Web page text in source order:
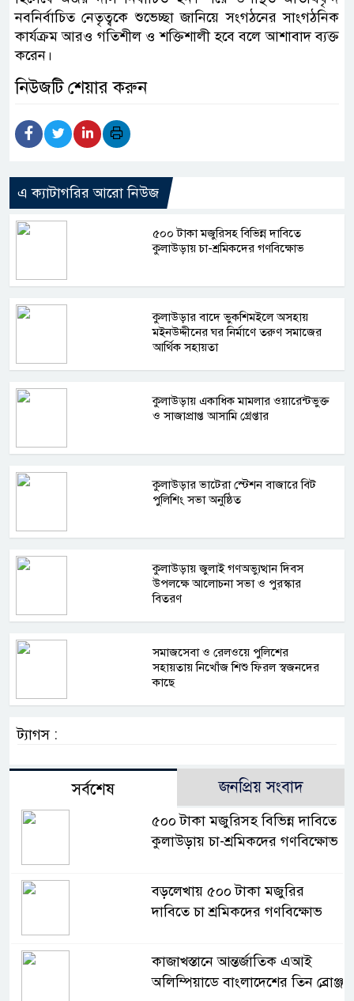
নবনির্বাচিত নেতৃত্বকে শুভেচ্ছা জানিয়ে সংগঠনের সাংগঠনিক
কার্যক্রম আরও গতিশীল ও শক্তিশালী হবে বলে আশাবাদ ব্যক্ত
করেন।
নিউজটি শেয়ার করুন
এ ক্যাটাগরির আরো নিউজ
৫০০ টাকা মজুরিসহ বিভিন্ন দাবিতে
কুলাউড়ায় চা-শ্রমিকদের গণবিক্ষোভ
কুলাউড়ার বাদে ভুকশিমইলে অসহায়
মইনউদ্দীনের ঘর নির্মাণে তরুণ সমাজের
আর্থিক সহায়তা
কুলাউড়ায় একাধিক মামলার ওয়ারেন্টভুক্ত
ও সাজাপ্রাপ্ত আসামি গ্রেপ্তার
কুলাউড়ার ভাটেরা স্টেশন বাজারে বিট
পুলিশিং সভা অনুষ্ঠিত
কুলাউড়ায় জুলাই গণঅভ্যুত্থান দিবস
উপলক্ষে আলোচনা সভা ও পুরস্কার
বিতরণ
সমাজসেবা ও রেলওয়ে পুলিশের
সহায়তায় নিখোঁজ শিশু ফিরল স্বজনদের
কাছে
ট্যাগস :
সর্বশেষ জনপ্রিয় সংবাদ
৫০০ টাকা মজুরিসহ বিভিন্ন দাবিতে
কুলাউড়ায় চা-শ্রমিকদের গণবিক্ষোভ
বড়লেখায় ৫০০ টাকা মজুরির
দাবিতে চা শ্রমিকদের গণবিক্ষোভ
কাজাখস্তানে আন্তর্জাতিক এআই
অলিম্পিয়াডে বাংলাদেশের তিন ব্রোঞ্জ